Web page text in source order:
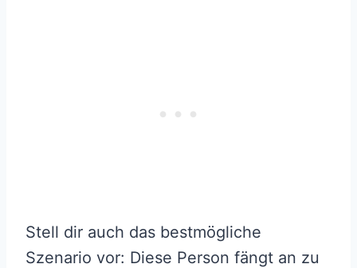
Stell dir auch das bestmögliche
Szenario vor: Diese Person fängt an zu